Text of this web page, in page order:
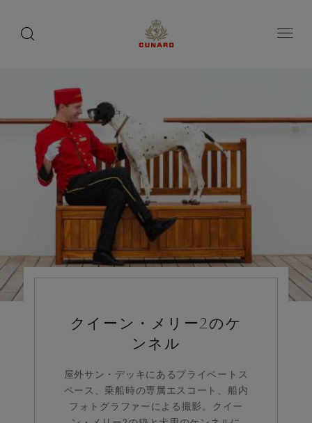
プ
クイーン・メリー2のケ
ンネル
屋外サン・デッキにあるプライベートス
ペース、乗船時の専属エスコート、船内
フォトグラファーによる撮影。クイー